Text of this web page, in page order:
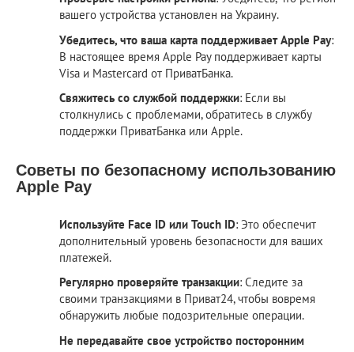
вашего устройства установлен на Украину.
Убедитесь, что ваша карта поддерживает Apple Pay:
В настоящее время Apple Pay поддерживает карты
Visa и Mastercard от ПриватБанка.
Свяжитесь со службой поддержки: Если вы
столкнулись с проблемами, обратитесь в службу
поддержки ПриватБанка или Apple.
Советы по безопасному использованию
Apple Pay
Используйте Face ID или Touch ID: Это обеспечит
дополнительный уровень безопасности для ваших
платежей.
Регулярно проверяйте транзакции: Следите за
своими транзакциями в Приват24, чтобы вовремя
обнаружить любые подозрительные операции.
Не передавайте свое устройство посторонним